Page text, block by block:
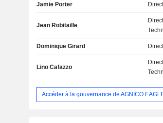
Jamie Porter
Jean Robitaille
Dominique Girard
Lino Cafazzo
Accéder à la gouvernance de AGNICO